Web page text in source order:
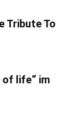
Tribute To
of life“ im